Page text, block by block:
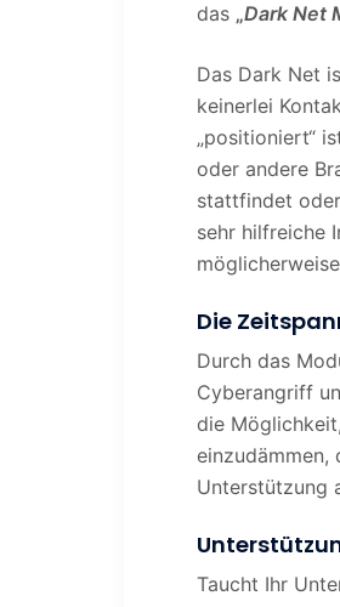
das „Dark Net
Das Dark Net
keinerlei
„positioniert“
oder andere
stattfindet
sehr hilfreiche
Die
Durch das
Cyberangriff
die
einzudämmen,
Unterstützung
Taucht Ihr